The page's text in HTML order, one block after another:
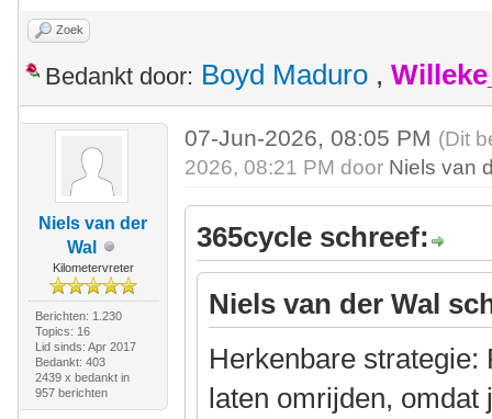
Zoek
Bedankt door: Boyd Maduro ,
Niels van der
Wal
Kilometervreter
Berichten: 1.230
Topics: 16
Lid sinds: Apr 2017
Bedankt: 403
2439 x bedankt in
957 berichten
07-Jun-2026, 08:05 PM (Dit
2026, 08:21 PM door Niels van
365cycle schreef:
Niels van der Wal
Herkenbare
laten omrijden, omdat